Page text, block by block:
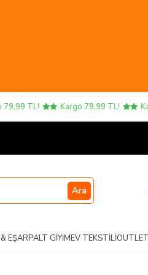
TL! Kargo 79,99 TL!
Ara
EŞARPALT GIYIMEV TEKSTILIOUTLET